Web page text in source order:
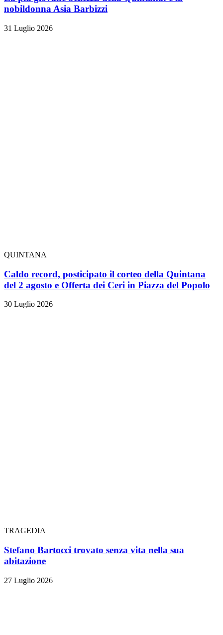
nobildonna Asia Barbizzi
31 Luglio 2026
QUINTANA
Caldo record, posticipato il corteo della Quintana
del 2 agosto e Offerta dei Ceri in Piazza del Popolo
30 Luglio 2026
TRAGEDIA
Stefano Bartocci trovato senza vita nella sua
abitazione
27 Luglio 2026